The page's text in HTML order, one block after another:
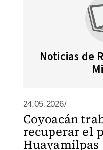
Noticias de
24.05.2026/
Coyoacán
recuperar el
Huayamilpas